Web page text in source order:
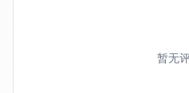
暂无